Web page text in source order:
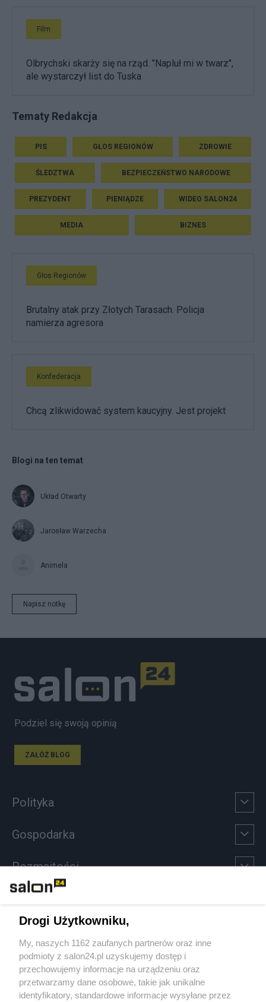
Film
Olbrychski skarży się na rząd. "Napluł mi w twarz",
ale wystarczył list do Tuska
Tematy Redakcja
PIS GŁOS REGIONÓW ZDROWIE
ŚLEDZTWA BEZPIECZEŃSTWO NARODOWE
PREZYDENT PIENIĄDZE WIDEO SALON24
MEDIA BIZNES
Głos Regionów
Brutalny atak przy Złotych Tarasach. Policja
namierza agresora
Konfederacja
Chcą zlikwidować system kaucyjny. Jest projekt
Blogi na ten temat
Układ Otwarty
Jarosław Warzecha
Animela
Napisz notkę
Podziel się swoją opinią
ZAŁÓŻ BLOG
Polityka
Gospodarka
Rozmaitości
Sport
Społeczeństwo
Kultura
Drogi Użytkowniku,
My, naszych 1162 zaufanych partnerów oraz inne
podmioty z salon24.pl uzyskujemy dostęp i
przechowujemy informacje na urządzeniu oraz
przetwarzamy dane osobowe, takie jak unikalne
identyfikatory, standardowe informacje wysyłane przez